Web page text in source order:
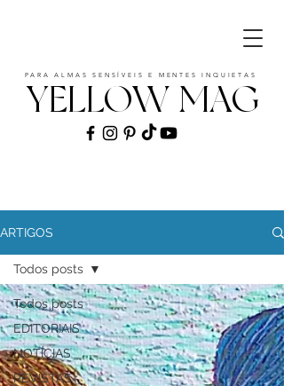
YELLOW MAG
PARA ALMAS SENSÍVEIS E MENTES INQUIETAS
ARTIGOS
Todos posts
EDITORIAIS
NOTÍCIAS
REVISTAS
Todos posts